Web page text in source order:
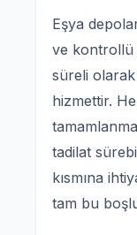
Eşya
ve kontrollü
süreli olarak
hizmettir.
tadilat
kısmına
tam bu